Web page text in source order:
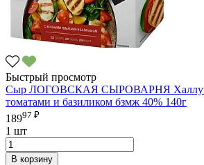
Быстрый просмотр
Сыр ЛОГОВСКАЯ СЫРОВАРНЯ
томатами и базиликом бзмж 40% 140г
18997 ₽
1 шт
В корзину